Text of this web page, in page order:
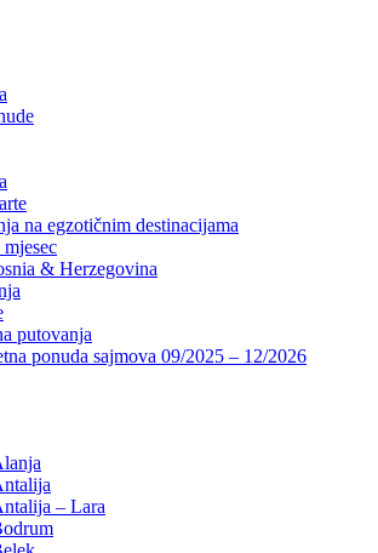
na egzotičnim destinacijama
& Herzegovina
putovanja
ponuda sajmova 09/2025 – 12/2026
– Lara